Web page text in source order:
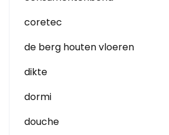
coretec
de berg houten vloeren
dikte
dormi
douche